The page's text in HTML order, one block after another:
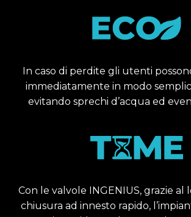
In caso di perdite gli utenti
immediatamente in modo
evitando sprechi d’acqua ed
Con le valvole INGENIUS, grazie al
chiusura ad innesto rapido,